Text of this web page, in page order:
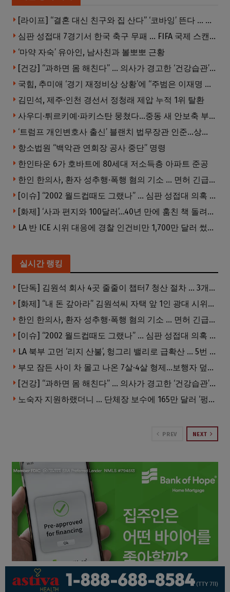
[라이프] “결혼 대신 친구와 집 산다” ‘코바잉’ 뜬다 … 내 집 마련 공식 바뀌었다
심판 성접대 7경기서 한국 축구 무패 … FIFA 국제 스캔들 번지나
‘마약 자숙’ 유아인, 남사친과 볼뽀뽀 근황
[건강] “과하면 몸 해친다” … 의사가 경고한 ‘건강습관’ 5가지
국힘, 추미애 ‘경기 재정비상 상황’에 “주범은 이재명 전 지사”
김민석, 제주·인천 경선서 정청래 제압 누적 1위 탈환
사우디·튀르키예·파키스탄 뭉쳤다…중동 새 안보축 부상하나
‘트럼프 개인변호사 출신’ 블랜치 법무장관 인준…상원 50대49 가결
항소법원 “백악관 연회장 공사 중단” 명령
한인타운 6가 호바트에 80세대 저소득층 아파트 준공
한인 한의사, 환자 성추행·폭행 혐의 기소 … 면허 긴급정지
[이슈] “2002 월드컵때도 그랬나” … 심판 성접대 의혹 해외로 일파만파, 4강 신화까지 불똥
[화제] ‘사과 편지와 100달러’…40년 만에 훔친 책 돌려준 절도범
LA 반 ICE 시위 대응에 경찰 인건비만 1,700만 달러 썼다.
실시간 랭킹
[단독] 김원석 회사 4곳 줄줄이 챕터7 청산 절차 … 3개 법인 같은 날 동시 파산 신청
[화제] “내 돈 갚아라” 김원석씨 자택 앞 1인 광대 시위 … 한인 투자사, “108만 달러 못받아”
한인 한의사, 환자 성추행·폭행 혐의 기소 … 면허 긴급정지
[이슈] “2002 월드컵때도 그랬나” … 심판 성접대 의혹 해외로 일파만파, 4강 신화까지 불똥
LA 북부 고먼 ‘리지 산불’, 헝그리 밸리로 급확산 … 5번 Fwy 양방향 전면 폐쇄
부모 잠든 사이 차 몰고 나온 7살·4살 형제…보행자 덮쳐 중태
[건강] “과하면 몸 해친다” … 의사가 경고한 ‘건강습관’ 5가지
노숙자 지원하랬더니 … 단체장 보수에 165만 달러 ‘펑펑’
PREV NEXT